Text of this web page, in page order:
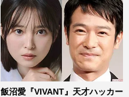
飯沼愛『VIVANT』天才ハッカー